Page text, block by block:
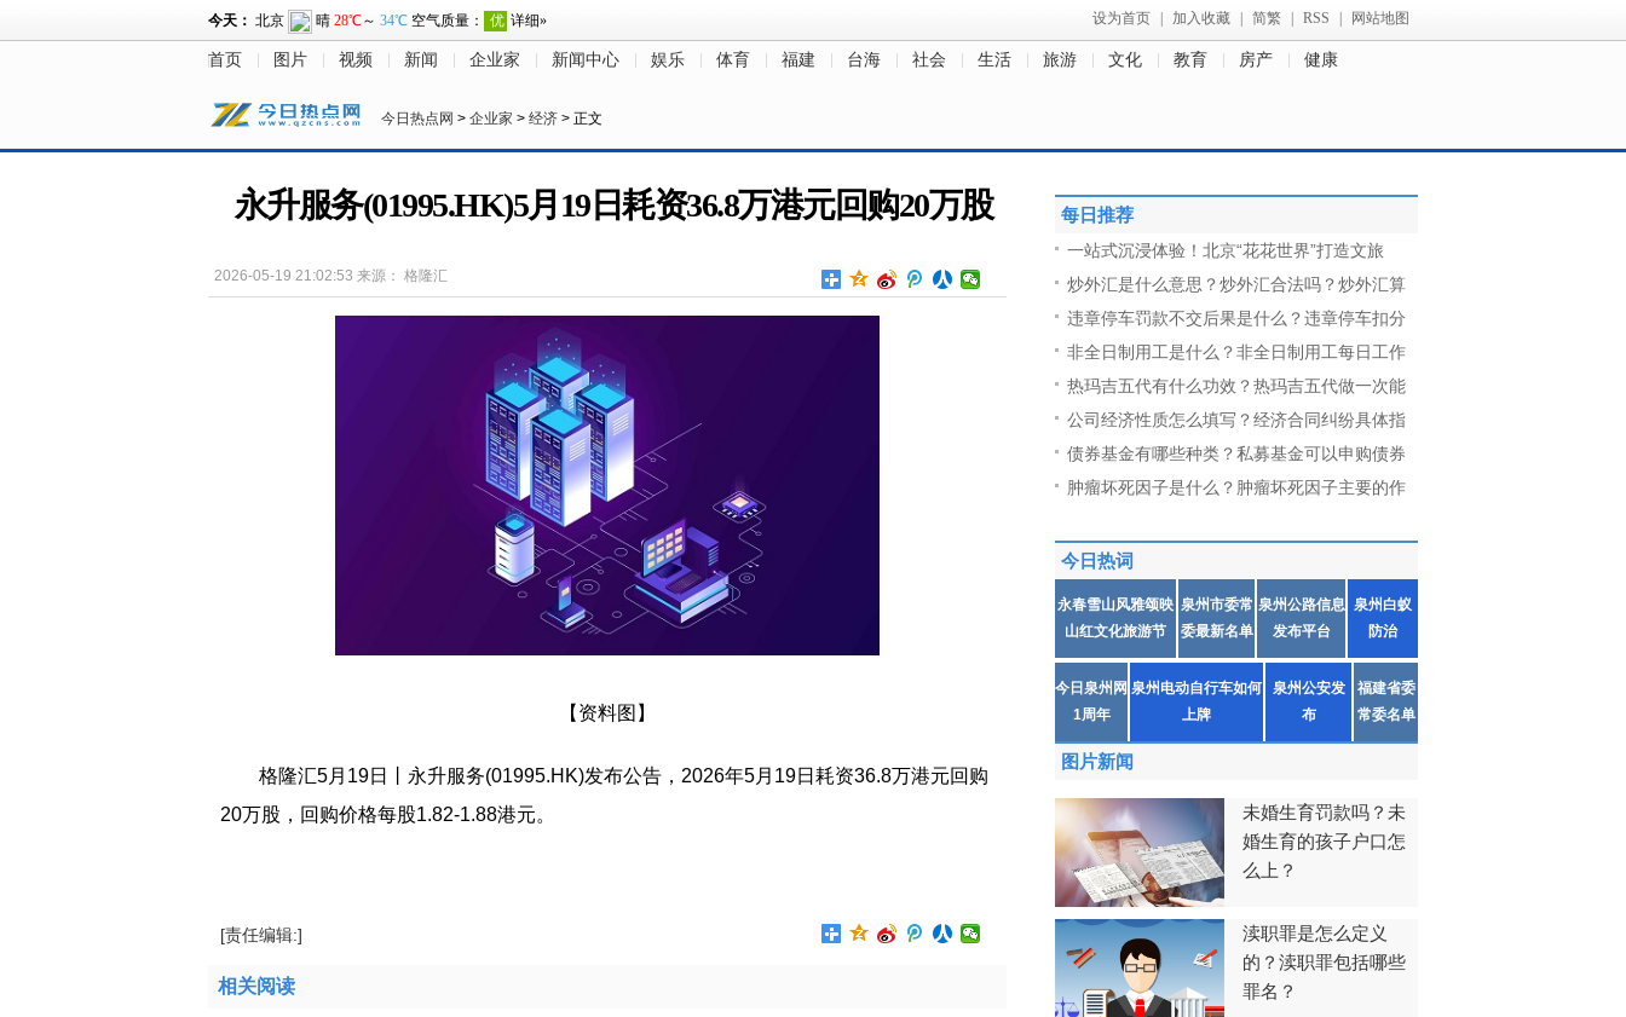
设为首页 加入收藏 简繁 RSS 网站地图
首页 图片 视频 新闻 企业家 新闻中心 娱乐 体育 福建 台海 社会 生活 旅游 文化 教育 房产 健康
今日热点网 > 企业家 > 经济 > 正文
永升服务(01995.HK)5月19日耗资36.8万港元回购20万股
2026-05-19 21:02:53 来源： 格隆汇
【资料图】
格隆汇5月19日丨永升服务(01995.HK)发布公告，2026年5月19日耗资36.8万港元回购
20万股，回购价格每股1.82-1.88港元。
[责任编辑:]
相关阅读
每日推荐
一站式沉浸体验！北京“花花世界”打造文旅
炒外汇是什么意思？炒外汇合法吗？炒外汇算
违章停车罚款不交后果是什么？违章停车扣分
非全日制用工是什么？非全日制用工每日工作
热玛吉五代有什么功效？热玛吉五代做一次能
公司经济性质怎么填写？经济合同纠纷具体指
债券基金有哪些种类？私募基金可以申购债券
肿瘤坏死因子是什么？肿瘤坏死因子主要的作
今日热词
永春雪山风雅颂映
山红文化旅游节
泉州市委常
委最新名单
泉州公路信息
发布平台
泉州白蚁
防治
今日泉州网
1周年
泉州电动自行车如何
上牌
泉州公安发
布
福建省委
常委名单
图片新闻
未婚生育罚款吗？未
婚生育的孩子户口怎
么上？
渎职罪是怎么定义
的？渎职罪包括哪些
罪名？